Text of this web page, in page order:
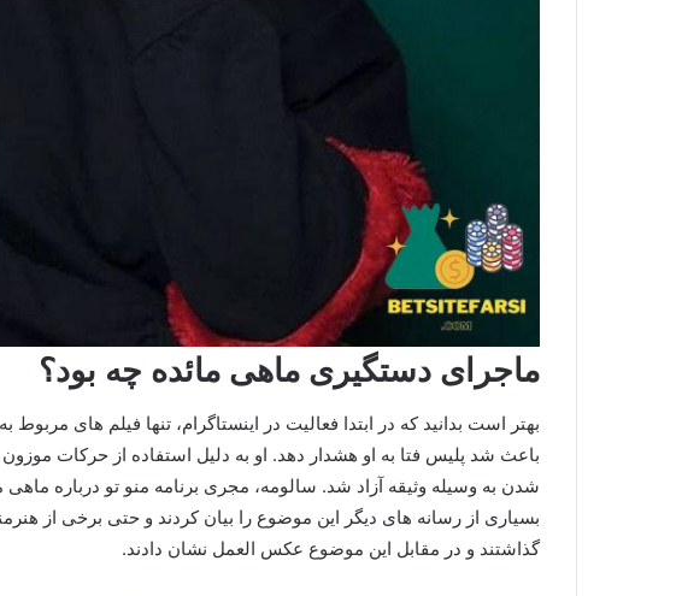
ماجرای دستگیری ماهی مائده چه بود؟
بهتر است بدانید که در ابتدا فعالیت در اینستاگرام، تنها فیلم های
باعث شد پلیس فتا به او هشدار دهد. او به دلیل استفاده از حرکات
شدن به وسیله وثیقه آزاد شد. سالومه، مجری برنامه منو تو درباره ماهی
بسیاری از رسانه های دیگر این موضوع را بیان کردند و حتی برخی از
گذاشتند و در مقابل این موضوع عکس العمل نشان دادند.